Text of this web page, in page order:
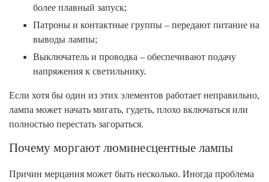
более плавный запуск;
Патроны и контактные группы – передают питание на
выводы лампы;
Выключатель и проводка – обеспечивают подачу
напряжения к светильнику.
Если хотя бы один из этих элементов работает неправильно,
лампа может начать мигать, гудеть, плохо включаться или
полностью перестать загораться.
Почему моргают люминесцентные лампы
Причин мерцания может быть несколько. Иногда проблема